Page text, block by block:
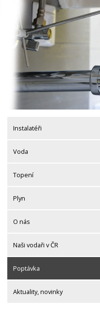
content
Instalatéři
Voda
Topení
Plyn
O nás
Naši vodaři v ČR
Poptávka
Aktuality, novinky